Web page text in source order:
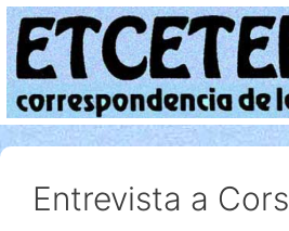
Saltar
al
contenido
Entrevista a